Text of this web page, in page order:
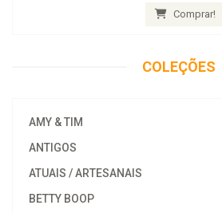
Comprar!
COLEÇÕES
AMY & TIM
ANTIGOS
ATUAIS / ARTESANAIS
BETTY BOOP